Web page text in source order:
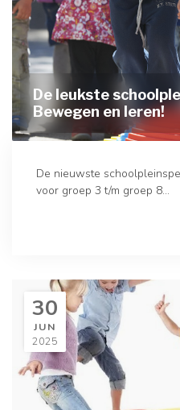
De leukste
Bewegen en leren!
De nieuwste
voor groep 3 t/m groep 8...
30
JUN
2025